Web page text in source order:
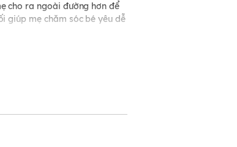
cho ra ngoài đường hơn để
giúp mẹ chăm sóc bé yêu dễ
cấp polypropylen, an